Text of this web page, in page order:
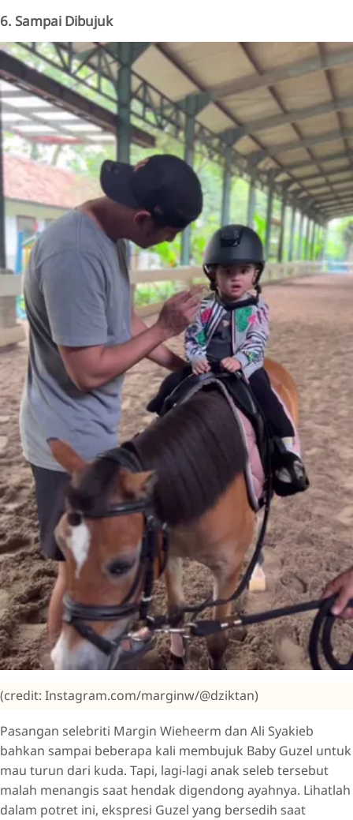
6. Sampai Dibujuk
(credit: Instagram.com/marginw/@dziktan)
Pasangan selebriti Margin Wieheerm dan Ali Syakieb
bahkan sampai beberapa kali membujuk Baby Guzel untuk
mau turun dari kuda. Tapi, lagi-lagi anak seleb tersebut
malah menangis saat hendak digendong ayahnya. Lihatlah
dalam potret ini, ekspresi Guzel yang bersedih saat